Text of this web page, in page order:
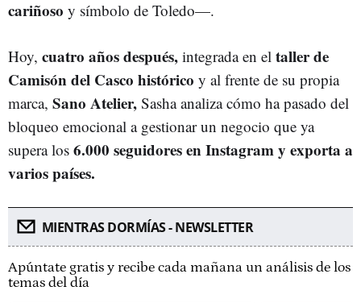
cariñoso y símbolo de Toledo—.
Hoy, cuatro años después, integrada en el taller de
Camisón del Casco histórico y al frente de su propia
marca, Sano Atelier, Sasha analiza cómo ha pasado del
bloqueo emocional a gestionar un negocio que ya
supera los 6.000 seguidores en Instagram y exporta a
varios países.
MIENTRAS DORMÍAS - NEWSLETTER
Apúntate gratis y recibe cada mañana un análisis de los
temas del día